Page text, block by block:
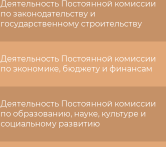
Деятельность Постоянной комиссии
по законодательству и
государственному строительству
Деятельность Постоянной комиссии
по экономике, бюджету и финансам
Деятельность Постоянной комиссии
по образованию, науке, культуре и
социальному развитию